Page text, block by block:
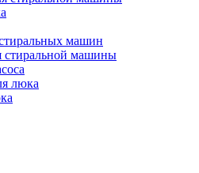
машин
машины
люка